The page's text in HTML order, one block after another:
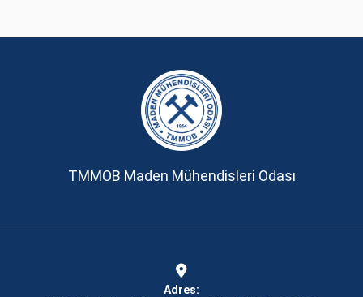
TMMOB Maden Mühendisleri Odası
Adres: